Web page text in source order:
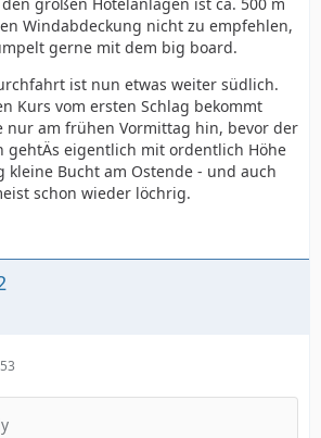
Windabdeckung nicht zu empfehlen,
gerne mit dem big board.
ist nun etwas weiter südlich.
Kurs vom ersten Schlag bekommt
nur am frühen Vormittag hin, bevor der
gehtÄs eigentlich mit ordentlich Höhe
kleine Bucht am Ostende - und auch
schon wieder löchrig.